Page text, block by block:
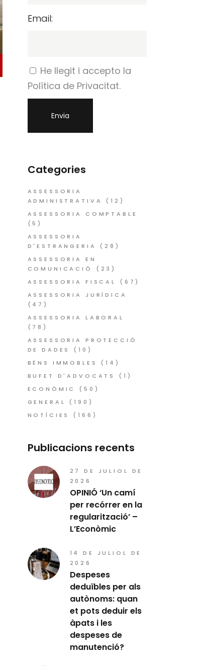
Email:
He llegit i accepto la
Política de Privacitat.
Categories
ASSESSORIA
ADMINISTRATIVA
(12)
ASSESSORIA COMPTABLE
(5)
ASSESSORIA
D'ESTRANGERIA
(28)
ASSESSORIA EN
COMUNICACIÓ
(23)
ASSESSORIA FISCAL
(67)
ASSESSORIA JURÍDICA
(47)
ASSESSORIA LABORAL
(78)
ASSESSORIA PROTECCIÓ
DE DADES
(10)
BÉNS IMMOBLES
(14)
BUFET D'ADVOCATS
(1)
ECONÒMIC
(50)
GENERAL
(190)
NOTÍCIES
(166)
Publicacions recents
27 DE JULIOL DE
2026
OPINIÓ ‘Un camí
per recórrer en la
regularització’ –
L’Econòmic
14 DE JULIOL DE
2026
Despeses
deduïbles per als
autònoms: quan
et pots deduir els
àpats i les
despeses de
manutenció?